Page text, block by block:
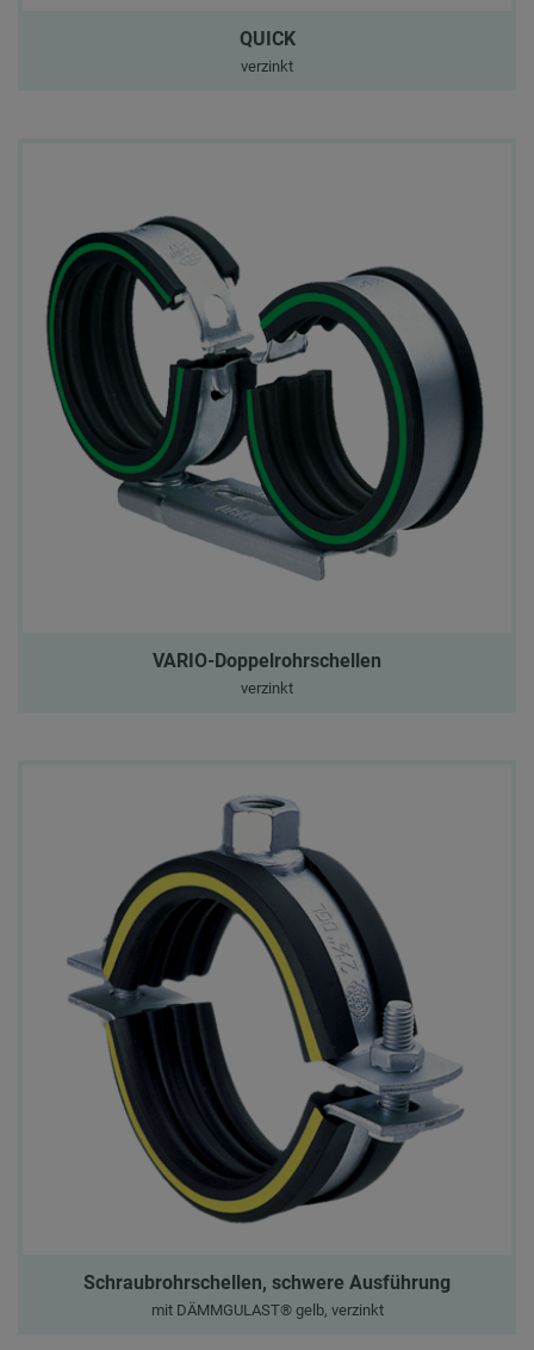
QUICK
verzinkt
VARIO-Doppelrohrschellen
verzinkt
Schraubrohrschellen, schwere Ausführung
mit DÄMMGULAST® gelb, verzinkt